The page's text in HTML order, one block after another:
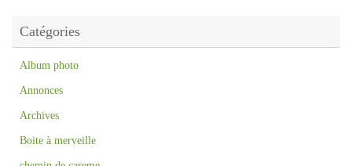
Catégories
Album photo
Annonces
Archives
Boite à merveille